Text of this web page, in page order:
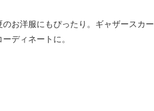
お洋服にもぴったり。ギャザースカー
ディネートに。